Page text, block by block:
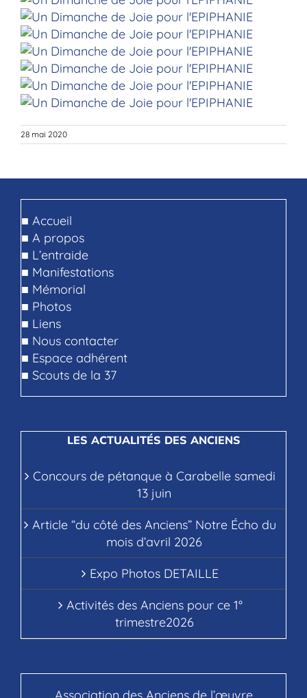
28 mai 2020
■ Accueil
■ A propos
■ L’entraide
■ Manifestations
■ Mémorial
■ Photos
■ Liens
■ Nous contacter
■ Espace adhérent
■ Scouts de la 37
LES ACTUALITÉS DES ANCIENS
Concours de pétanque à Carabelle samedi
13 juin
Article “du côté des Anciens” Notre Écho du
mois d’avril 2026
Expo Photos DETAILLE
Activités des Anciens pour ce 1°
trimestre2026